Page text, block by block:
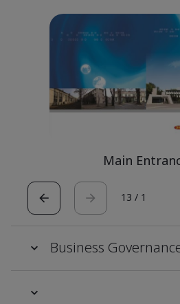
Main
1
/
13
Business